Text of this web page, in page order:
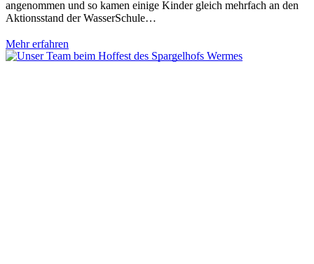
angenommen und so kamen einige Kinder gleich mehrfach an den
Aktionsstand der WasserSchule…
Mehr erfahren